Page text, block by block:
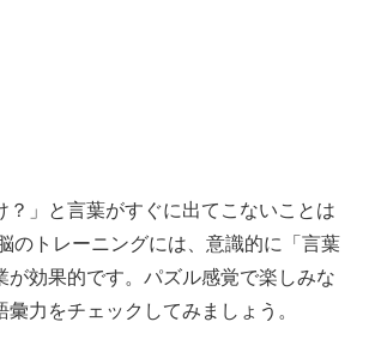
？」と言葉がすぐに出てこないことは
のトレーニングには、意識的に「言葉
が効果的です。パズル感覚で楽しみな
彙力をチェックしてみましょう。